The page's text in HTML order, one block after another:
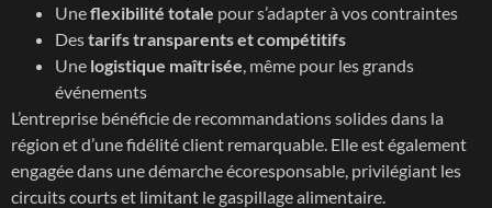
Uneflexibilité totale pour s’adapter à vos contraintes
Destarifs transparents et compétitifs
Une logistique maîtrisée , même pour les grands
événements
L’entreprise bénéficie de recommandations solides dans la
région et d’une fidélité client remarquable. Elle est également
engagée dans une démarche écoresponsable, privilégiant les
circuits courts et limitant le gaspillage alimentaire.